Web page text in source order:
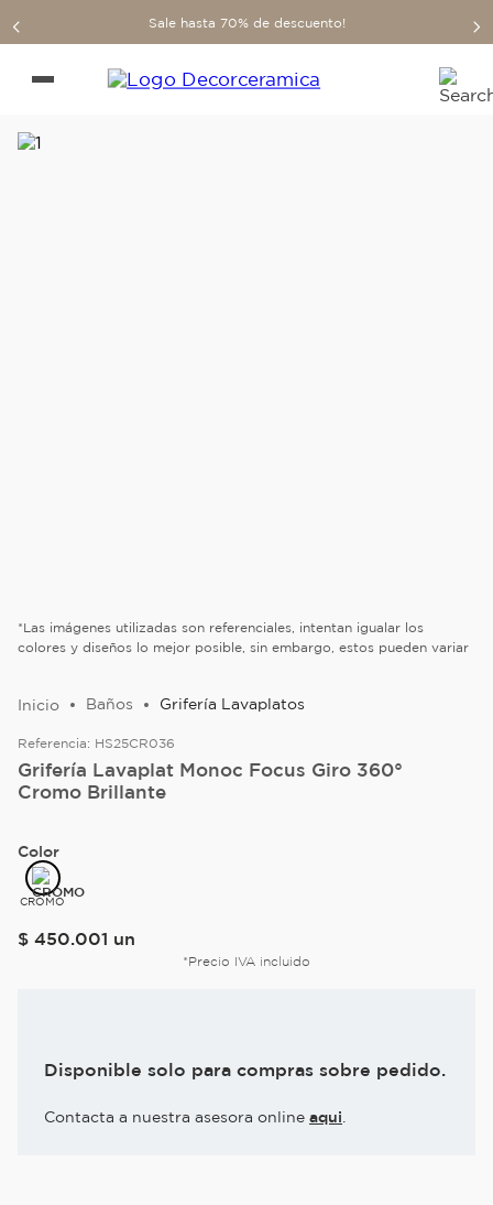
Sale hasta 70% de descuento!
*Las imágenes utilizadas son referenciales, intentan igualar los
colores y diseños lo mejor posible, sin embargo, estos pueden variar
Baños Grifería Lavaplatos
Referencia: HS25CR036
Grifería Lavaplat Monoc Focus Giro 360°
Cromo Brillante
Color
CROMO
$ 450.001 un
*Precio IVA incluido
Disponible solo para compras sobre pedido.
Contacta a nuestra asesora online aqui